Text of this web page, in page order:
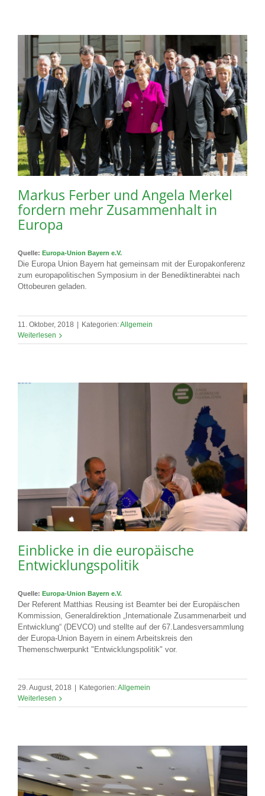
Markus Ferber und Angela Merkel
fordern mehr Zusammenhalt in
Europa
Quelle: Europa-Union Bayern e.V.
Die Europa Union Bayern hat gemeinsam mit der Europakonferenz
zum europapolitischen Symposium in der Benediktinerabtei nach
Ottobeuren geladen.
11. Oktober, 2018 Kategorien:Allgemein
Weiterlesen
Einblicke in die europäische
Entwicklungspolitik
Quelle: Europa-Union Bayern e.V.
Der Referent Matthias Reusing ist Beamter bei der Europäischen
Kommission, Generaldirektion „Internationale Zusammenarbeit und
Entwicklung“ (DEVCO) und stellte auf der 67.Landesversammlung
der Europa-Union Bayern in einem Arbeitskreis den
Themenschwerpunkt "Entwicklungspolitik" vor.
29. August, 2018 | Kategorien:Allgemein
Weiterlesen